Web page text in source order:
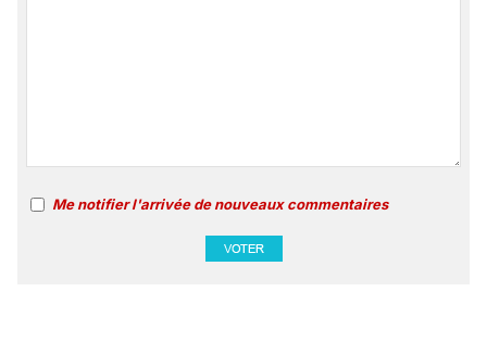
Me notifier l'arrivée de nouveaux commentaires